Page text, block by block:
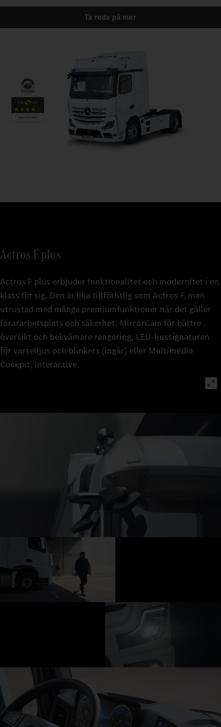
Ta reda på mer
Actros F plus
Actros F plus erbjuder funktionalitet och modernitet i en
klass för sig. Den är lika tillförlitlig som Actros F, men
utrustad med många premiumfunktioner när det gäller
förararbetsplats och säkerhet: MirrorCam för bättre
översikt och bekvämare rangering, LED‑ljussignaturen
för varselljus och blinkers (ingår) eller Multimedia
Cockpit, interactive.